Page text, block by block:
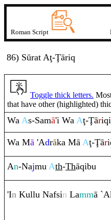
Roman Script
86) Sūrat Aţ-Ţāriq
Toggle thick letters.
that have other (highlighted)
Wa As-Samā'i Wa Aţ-Ţāriqi
Wa Mā 'Adrāka Mā Aţ-Ţāri
An-Najmu Ath-Thāqibu
'In Kullu Nafsin Lammā